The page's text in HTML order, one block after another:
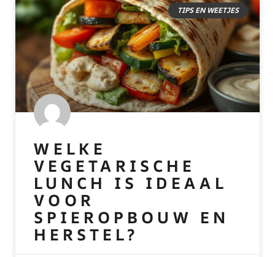
TIPS EN WEETJES
WELKE
VEGETARISCHE
LUNCH IS IDEAAL
VOOR
SPIEROPBOUW EN
HERSTEL?